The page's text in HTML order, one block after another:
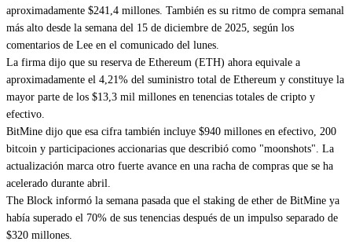
aproximadamente $241,4 millones. También es su ritmo de compra semanal
más alto desde la semana del 15 de diciembre de 2025, según los
comentarios de Lee en el comunicado del lunes.
La firma dijo que su reserva de Ethereum (ETH) ahora equivale a
aproximadamente el 4,21% del suministro total de Ethereum y constituye la
mayor parte de los $13,3 mil millones en tenencias totales de cripto y
efectivo.
BitMine dijo que esa cifra también incluye $940 millones en efectivo, 200
bitcoin y participaciones accionarias que describió como "moonshots". La
actualización marca otro fuerte avance en una racha de compras que se ha
acelerado durante abril.
The Block informó la semana pasada que el staking de ether de BitMine ya
había superado el 70% de sus tenencias después de un impulso separado de
$320 millones.